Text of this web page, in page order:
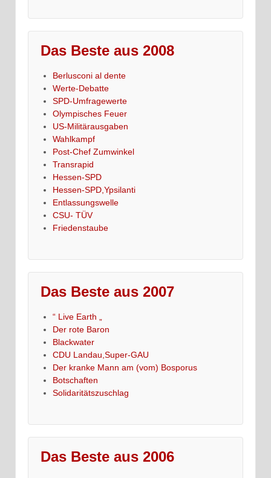
Das Beste aus 2008
Berlusconi al dente
Werte-Debatte
SPD-Umfragewerte
Olympisches Feuer
US-Militärausgaben
Wahlkampf
Post-Chef Zumwinkel
Transrapid
Hessen-SPD
Hessen-SPD,Ypsilanti
Entlassungswelle
CSU- TÜV
Friedenstaube
Das Beste aus 2007
“ Live Earth „
Der rote Baron
Blackwater
CDU Landau,Super-GAU
Der kranke Mann am (vom) Bosporus
Botschaften
Solidaritätszuschlag
Das Beste aus 2006